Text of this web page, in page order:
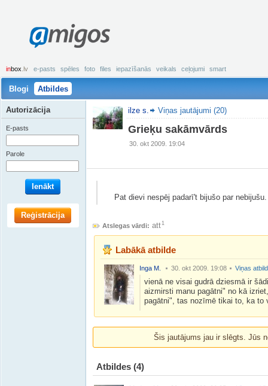
amigos
inbox .lv e-pasts spēles foto files iepazīšanās veikals ceļojumi smart
Blogi Atbildes
ilze s. Viņas jautājumi (20)
Grieķu sakāmvārds
30. okt 2009. 19:04
Pat dievi nespēj padarī't bijušo par nebijušu.
Atslegas vārdi: att1
Labākā atbilde
Inga M. 30. okt 2009. 19:08 Viņas
vienā ne visai gudrā dziesmā ir
aizmirsti manu pagātni" no kā
pagātni", tas nozīmē tikai to, ka
Šis jautājums jau ir slēgts. Jūs
Atbildes (4)
Autorizācija
E-pasts
Parole
Ienākt
Reģistrācija